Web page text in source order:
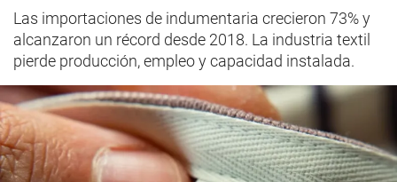
Las importaciones de indumentaria crecieron 73% y
alcanzaron un récord desde 2018. La industria textil
pierde producción, empleo y capacidad instalada.